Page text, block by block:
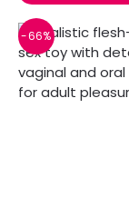
-66%